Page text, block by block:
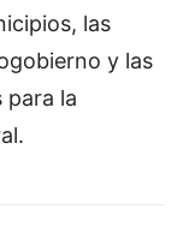
las
y las
para la